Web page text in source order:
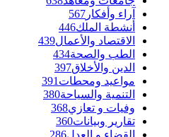
آراء وأفكار 567
أنشطة الملك446
الاقتصاد والأعمال439
الطب والصحة434
الدين والأخلاق397
مواعيد ومحطات 391
التنمية والسياحة380
وفيات و تعازي368
تقارير وبيانات360